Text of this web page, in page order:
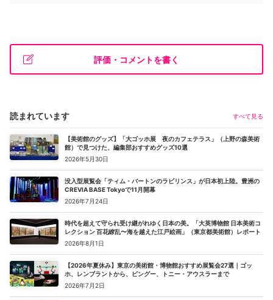
評価・コメントを書く
読まれています すべて見る
【美術館のグッズ】「大ゴッホ展 夜のカフェテラス」（上野の森美術
館）で見つけた、編集部おすすめグッズ10選
2026年5月30日
没入型展覧会「ティム・バートンのラビリンス」が日本初上陸。豊洲の
CREVIA BASE Tokyoで11月開幕
2026年7月24日
時代を超えて守られ受け継がれゆく日本の美。「大英博物館 日本美術コ
レクション 百花繚乱〜海を越えた江戸絵画」（東京都美術館）レポート
2026年8月1日
【2026年夏休み】東京の美術館・博物館おすすめ展覧会27選｜ゴッ
ホ、レンブラントから、ピングー、トニー・アウスラーまで
2026年7月2日